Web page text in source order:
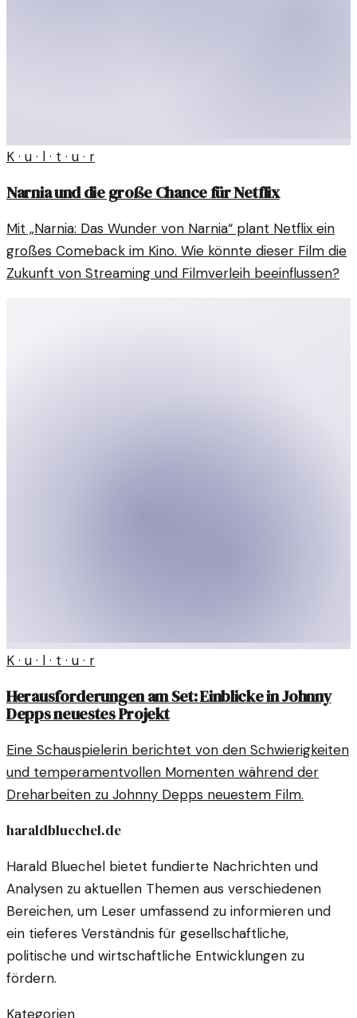
K · u · l · t · u · r
Narnia und die große Chance für Netflix
Mit „Narnia: Das Wunder von Narnia“ plant Netflix ein
großes Comeback im Kino. Wie könnte dieser Film die
Zukunft von Streaming und Filmverleih beeinflussen?
K · u · l · t · u · r
Herausforderungen am Set: Einblicke in Johnny
Depps neuestes Projekt
Eine Schauspielerin berichtet von den Schwierigkeiten
und temperamentvollen Momenten während der
Dreharbeiten zu Johnny Depps neuestem Film.
haraldbluechel.de
Harald Bluechel bietet fundierte Nachrichten und
Analysen zu aktuellen Themen aus verschiedenen
Bereichen, um Leser umfassend zu informieren und
ein tieferes Verständnis für gesellschaftliche,
politische und wirtschaftliche Entwicklungen zu
fördern.
Kategorien